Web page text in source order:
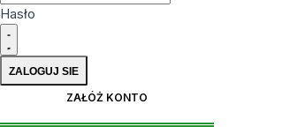
Hasło
ZAŁÓŻ KONTO